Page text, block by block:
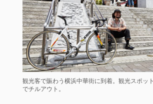
観光客で賑わう横浜中華街に到着。観光スポッ
でチルアウト。